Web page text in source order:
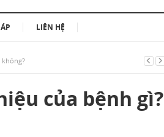
LIÊN HỆ
của bệnh gì?